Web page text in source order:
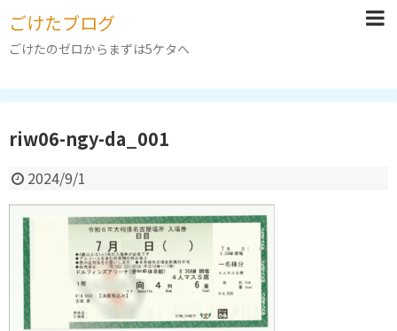
ごけたブログ
ごけたのゼロからまずは5ケタへ
riw06-ngy-da_001
2024/9/1